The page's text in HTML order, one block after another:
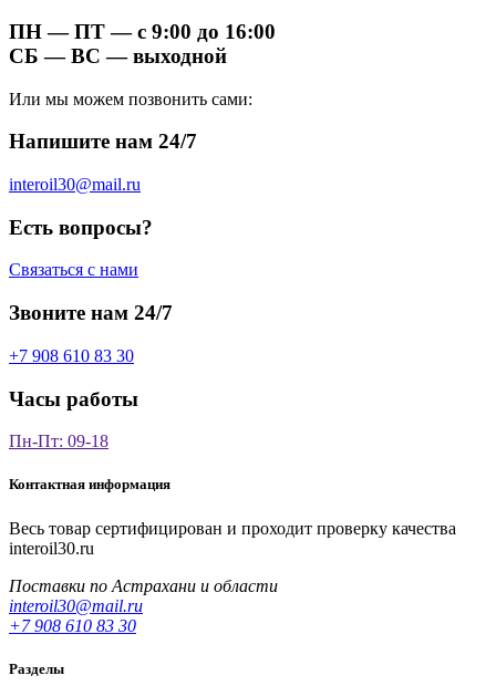
ПН — ПТ — c 9:00 до 16:00
СБ — ВС — выходной
Или мы можем позвонить сами:
Напишите нам 24/7
interoil30@mail.ru
Есть вопросы?
Связаться с нами
Звоните нам 24/7
+7 908 610 83 30
Часы работы
Пн-Пт: 09-18
Контактная информация
Весь товар сертифицирован и проходит проверку качества
interoil30.ru
Поставки по Астрахани и области
interoil30@mail.ru
+7 908 610 83 30
Разделы